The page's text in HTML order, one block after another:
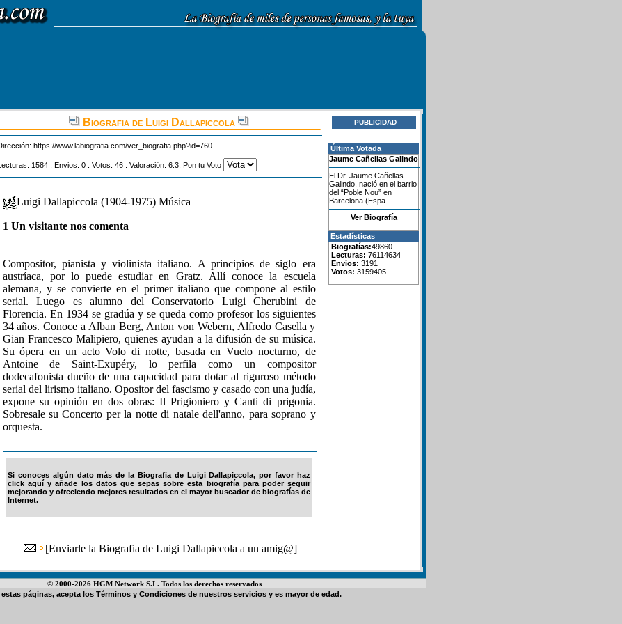
Biografia de Luigi Dallapiccola
https://www.labiografia.com/ver_biografia.php?id=760
1584 : Envios: 0 : Votos: 46 : Valoración: 6.3: Pon tu Voto
Luigi Dallapiccola (1904-1975) Música
1 Un visitante nos comenta
Compositor, pianista y violinista italiano. A principios de siglo era
austríaca, por lo puede estudiar en Gratz. Allí conoce la escuela
alemana, y se convierte en el primer italiano que compone al estilo
serial. Luego es alumno del Conservatorio Luigi Cherubini de
Florencia. En 1934 se gradúa y se queda como profesor los siguientes
34 años. Conoce a Alban Berg, Anton von Webern, Alfredo Casella y
Gian Francesco Malipiero, quienes ayudan a la difusión de su música.
Su ópera en un acto Volo di notte, basada en Vuelo nocturno, de
Antoine de Saint-Exupéry, lo perfila como un compositor
dodecafonista dueño de una capacidad para dotar al riguroso método
serial del lirismo italiano. Opositor del fascismo y casado con una judía,
expone su opinión en dos obras: Il Prigioniero y Canti di prigonia.
Sobresale su Concerto per la notte di natale dell'anno, para soprano y
orquesta.
Si conoces algún dato más de la Biografia de Luigi Dallapiccola, por favor haz
click aquí y añade los datos que sepas sobre esta biografía para poder seguir
mejorando y ofreciendo mejores resultados en el mayor buscador de biografías de
Internet.
[Enviarle la Biografia de Luigi Dallapiccola a un amig@]
PUBLICIDAD
Última Votada
Jaume Cañellas Galindo
El Dr. Jaume Cañellas
Galindo, nació en el barrio
del “Poble Nou” en
Barcelona (Espa...
Ver Biografía
Estadísticas
Biografías:49860
Lecturas: 76114634
Envios: 3191
Votos: 3159405
© 2000-2026 HGM Network S.L. Todos los derechos reservados
páginas, acepta los Términos y Condiciones de nuestros servicios y es mayor de edad.